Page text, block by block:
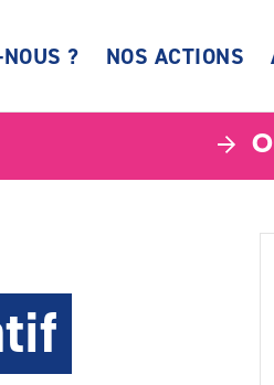
? NOS ACTIONS